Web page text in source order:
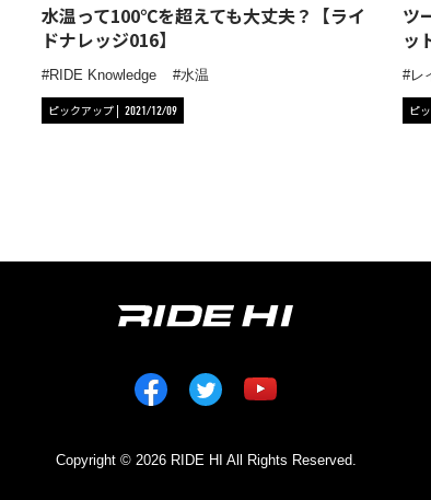
水温って100℃を超えても大丈夫？【ライ
ドナレッジ016】
RIDE Knowledge 水温
ピックアップ 2021/12/09
ツ
ッ
レ
ピ
Copyright © 2026 RIDE HI All Rights Reserved.